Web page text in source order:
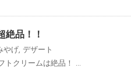
絶品！！
やげ, デザート
トクリームは絶品！ ...